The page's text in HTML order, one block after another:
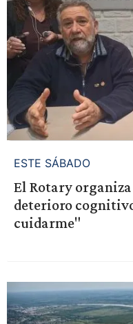
ESTE SÁBADO
El Rotary
deterioro
cuidarme"